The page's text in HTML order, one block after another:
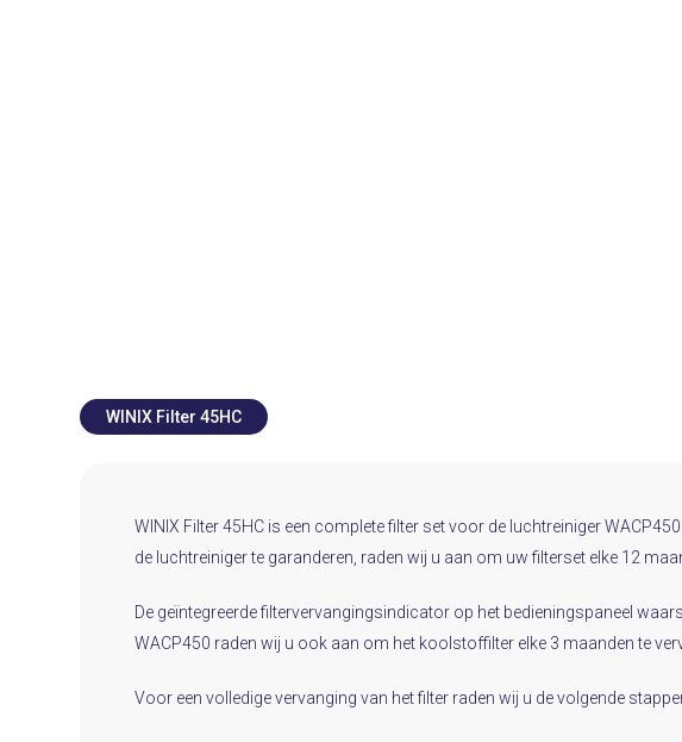
WINIX Filter 45HC
WINIX Filter 45HC is een complete filter set voor de luchtreiniger
de luchtreiniger te garanderen, raden wij u aan om uw filterset elke 12
De geïntegreerde filtervervangingsindicator op het bedieningspaneel
WACP450 raden wij u ook aan om het koolstoffilter elke 3 maanden te
Voor een volledige vervanging van het filter raden wij u de volgende